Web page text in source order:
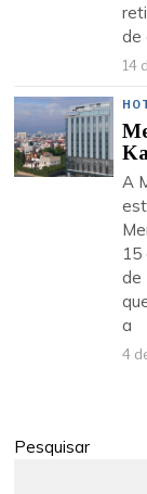
de
14
A
15
de
a
4
Pesquisar